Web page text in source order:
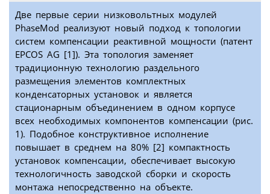
Две первые серии низковольтных модулей
PhaseMod реализуют новый подход к топологии
систем компенсации реактивной мощности (патент
EPCOS AG [1]). Эта топология заменяет
традиционную технологию раздельного
размещения элементов комплектных
конденсаторных установок и является
стационарным объединением в одном корпусе
всех необходимых компонентов компенсации (рис.
1). Подобное конструктивное исполнение
повышает в среднем на 80% [2] компактность
установок компенсации, обеспечивает высокую
технологичность заводской сборки и скорость
монтажа непосредственно на объекте.